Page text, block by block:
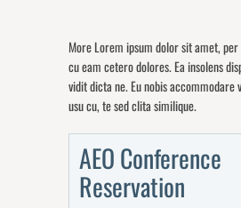
More Lorem ipsum dolor sit amet,
cu eam cetero dolores. Ea insolens
vidit dicta ne. Eu nobis accommodare
usu cu, te sed clita similique.
AEO Conference
Reservation